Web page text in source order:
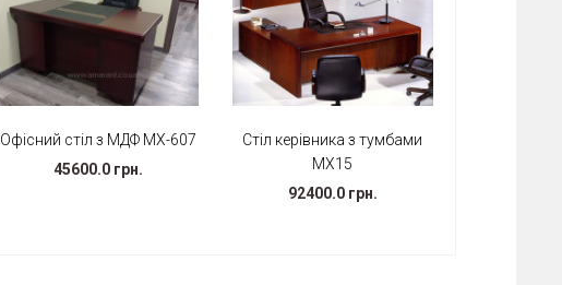
Офісний стіл з МДФ МХ-607
45600.0 грн.
Стіл керівника з тумбами
МХ15
92400.0 грн.